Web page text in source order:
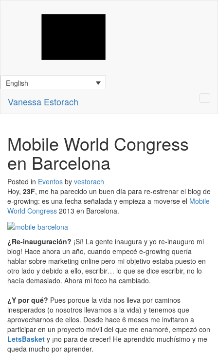
English
Vanessa Estorach
Mobile World Congress
en Barcelona
Posted in Eventos by vestorach
Hoy, 23F, me ha parecido un buen día para re-estrenar el blog de
e-growing: es una fecha señalada y empieza a moverse el Mobile
World Congress 2013 en Barcelona.
¿Re-inauguración? ¡Sí! La gente inaugura y yo re-inauguro mi
blog! Hace ahora un año, cuando empecé e-growing quería
hablar sobre marketing online pero mi objetivo estaba puesto en
otro lado y debido a ello, escribir… lo que se dice escribir, no lo
hacía demasiado. Ahora mi foco ha cambiado.
¿Y por qué? Pues porque la vida nos lleva por caminos
inesperados (o nosotros llevamos a la vida) y tenemos que
aprovecharnos de ellos. Desde hace 6 meses me invitaron a
participar en un proyecto móvil del que me enamoré, empezó con
LetsBasket y ¡no para de crecer! He aprendido muchísimo y me
queda mucho por aprender.